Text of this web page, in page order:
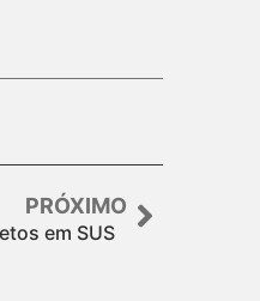
PRÓXIMO
em SUS